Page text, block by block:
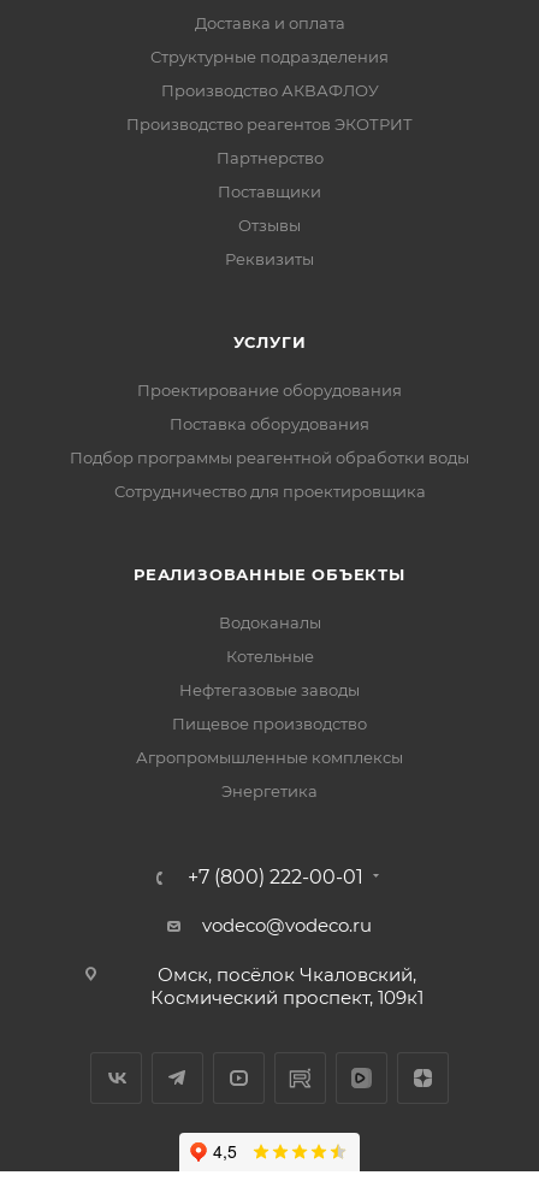
Доставка и оплата
Структурные подразделения
Производство АКВАФЛОУ
Производство реагентов ЭКОТРИТ
Партнерство
Поставщики
Отзывы
Реквизиты
УСЛУГИ
Проектирование оборудования
Поставка оборудования
Подбор программы реагентной обработки воды
Сотрудничество для проектировщика
РЕАЛИЗОВАННЫЕ ОБЪЕКТЫ
Водоканалы
Котельные
Нефтегазовые заводы
Пищевое производство
Агропромышленные комплексы
Энергетика
+7 (800) 222-00-01
vodeco@vodeco.ru
Омск, посёлок Чкаловский,
Космический проспект, 109к1